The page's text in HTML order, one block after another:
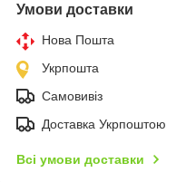
Умови доставки
Нова Пошта
Укрпошта
Самовивіз
Доставка Укрпоштою
Всі умови доставки